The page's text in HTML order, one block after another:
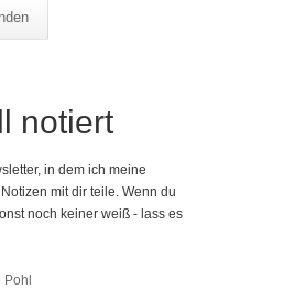
notiert
in dem ich meine
mit dir teile. Wenn du
noch keiner weiß - lass es